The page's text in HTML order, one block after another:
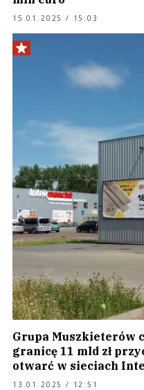
15.01.2025 / 15:03
Grupa Muszkieterów
granicę 11 mld zł
otwarć w sieciach
13.01.2025 / 12:51